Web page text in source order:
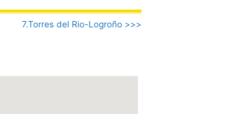
7.Torres del Rio-Logroño >>>